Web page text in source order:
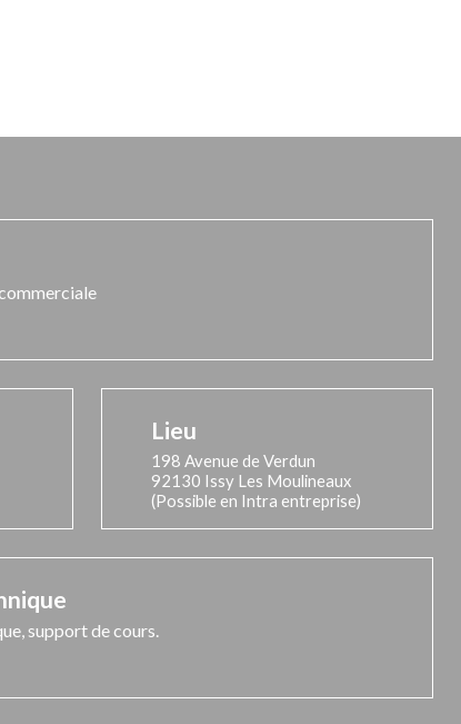
Lieu
198 Avenue de Verdun
92130 Issy Les Moulineaux
(Possible en Intra entreprise)
support de cours.